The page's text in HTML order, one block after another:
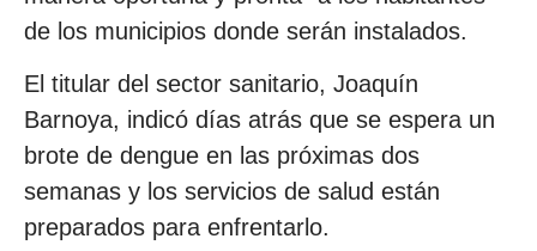
de los municipios donde serán instalados.
El titular del sector sanitario, Joaquín
Barnoya, indicó días atrás que se espera un
brote de dengue en las próximas dos
semanas y los servicios de salud están
preparados para enfrentarlo.